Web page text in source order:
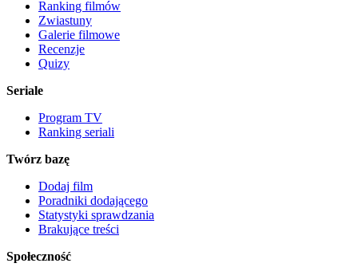
Ranking filmów
Zwiastuny
Galerie filmowe
Recenzje
Quizy
Seriale
Program TV
Ranking seriali
Twórz bazę
Dodaj film
Poradniki dodającego
Statystyki sprawdzania
Brakujące treści
Społeczność